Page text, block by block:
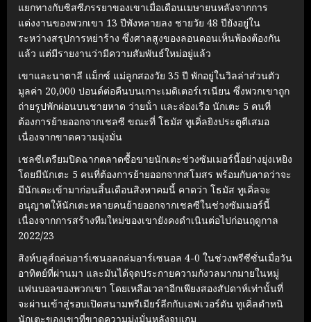
แยกทางกับซิสซีภรรยาของเขาเมื่อเดือนเมษายนหลังจากการ
แต่งงานของพวกเขา 13 ปีพังทลายลง ชายวัย 48 ปียังอยู่ใน
ระหว่างสรุปการหย่าร้าง ซึ่งศาลสูงของลอนดอนเห็นพ้องต้องกัน
แล้ว แต่มีรายงานว่ามีความสัมพันธ์ใหม่อยู่แล้ว
เขาและนาตาลี แม็กซ์ แม่ลูกสองวัย 35 ปี พักอยู่ในวิลล่าส่วนตัว
มูลค่า 20,000 ปอนด์ต่อคืนบนเกาะเมดิเตอร์เรเนียน ซึ่งพวกเขาถูก
ถ่ายรูปพักผ่อนบนชายหาด ว่ายน้ํา และล่องเรือ นักเตะ 5 คนที่
ต้องการย้ายออกจากเชลซี ขณะที่ โธมัส ทูเคิ่ลยิงประตูตีเสมอ
เนื่องจากขาดความมุ่งมั่น
เชลซีเตรียมปิดฉากตลาดซื้อขายนักเตะช่วงซัมเมอร์นี้อย่างยุ่งเหยิง
โดยมีนักเตะ 5 คนที่ต้องการย้ายออกจากสโมสร พร้อมกับคาดว่าจะ
มีนักเตะเข้ามาก่อนสิ้นเดือนสิงหาคมนี้ คาดว่า โธมัส ทูเคิ่ลจะ
อนุญาตให้นักเตะหลายคนย้ายออกจากเชลซีในช่วงซัมเมอร์นี้
เนื่องจากการสร้างทีมใหม่ของเขายังคงดําเนินต่อไปก่อนฤดูกาล
2022/23
สิงห์บลูส์ถล่มอาร์เซนอลถล่มอาร์เซนอล 4-0 ในช่วงพรีซีซั่นเมื่อวัน
อาทิตย์ที่ผ่านมา และมันได้จุดประกายความกังวลมากมายในหมู่
แฟนบอลของพวกเขา โดยเหลือเวลาอีกเพียงสองสัปดาห์เท่านั้นที่
จะผ่านเข้าสู่รอบเปิดสนามพรีเมียร์ลีกกับเอฟเวอร์ตัน ทูเคิ่ลตําหนิ
นักเตะของเขาที่ขาดความมุ่งมั่นหลังจบเกม